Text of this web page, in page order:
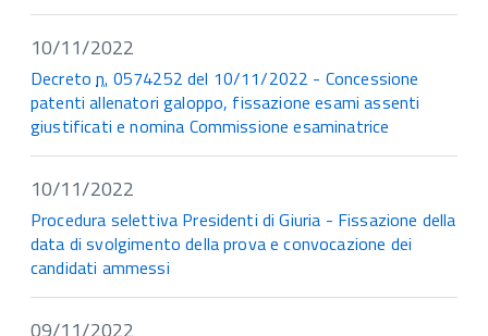
10/11/2022
Decreton. 0574252 del 10/11/2022 - Concessione
patenti allenatori galoppo, fissazione esami assenti
giustificati e nomina Commissione esaminatrice
10/11/2022
Procedura selettiva Presidenti di Giuria - Fissazione della
data di svolgimento della prova e convocazione dei
candidati ammessi